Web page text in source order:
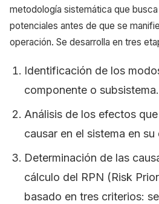
metodología sistemática que
potenciales antes de que se
operación. Se desarrolla en tres
Identificación de los
componente o subsistema.
Análisis de los efectos
causar en el sistema en su
Determinación de las
cálculo del RPN (Risk
basado en tres criterios: